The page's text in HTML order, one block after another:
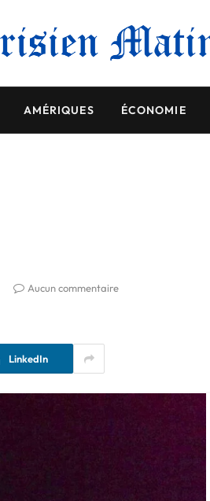
AMÉRIQUES ÉCONOMIE
Aucun commentaire
LinkedIn